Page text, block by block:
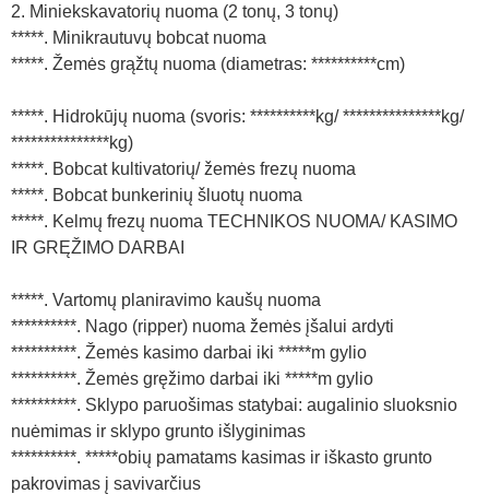
2. Miniekskavatorių nuoma (2 tonų, 3 tonų)
*****. Minikrautuvų bobcat nuoma
*****. Žemės grąžtų nuoma (diametras: **********cm)
*****. Hidrokūjų nuoma (svoris: **********kg/ ***************kg/
***************kg)
*****. Bobcat kultivatorių/ žemės frezų nuoma
*****. Bobcat bunkerinių šluotų nuoma
*****. Kelmų frezų nuoma TECHNIKOS NUOMA/ KASIMO
IR GRĘŽIMO DARBAI
*****. Vartomų planiravimo kaušų nuoma
**********. Nago (ripper) nuoma žemės įšalui ardyti
**********. Žemės kasimo darbai iki *****m gylio
**********. Žemės gręžimo darbai iki *****m gylio
**********. Sklypo paruošimas statybai: augalinio sluoksnio
nuėmimas ir sklypo grunto išlyginimas
**********. *****obių pamatams kasimas ir iškasto grunto
pakrovimas į savivarčius